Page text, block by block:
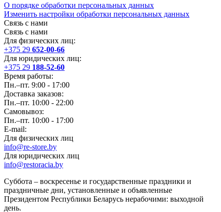
О порядке обработки персональных данных
Изменить настройки обработки персональных данных
Связь с нами
Связь с нами
Для физических лиц:
+375 29 652-00-66
Для юридических лиц:
+375 29 188-52-60
Время работы:
Пн.–пт. 9:00 - 17:00
Доставка заказов:
Пн.–пт. 10:00 - 22:00
Самовывоз:
Пн.–пт. 10:00 - 17:00
E-mail:
Для физических лиц
info@re-store.by
Для юридических лиц
info@restoracia.by
Суббота – воскресенье и государственные праздники и
праздничные дни, установленные и объявленные
Президентом Республики Беларусь нерабочими: выходной
день.